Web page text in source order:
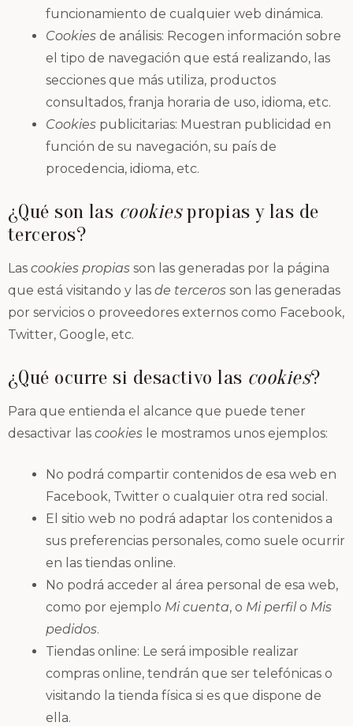
funcionamiento de cualquier web dinámica.
Cookies de análisis: Recogen información sobre
el tipo de navegación que está realizando, las
secciones que más utiliza, productos
consultados, franja horaria de uso, idioma, etc.
Cookies publicitarias: Muestran publicidad en
función de su navegación, su país de
procedencia, idioma, etc.
¿Qué son las cookiespropias y las de
terceros?
Las cookies propias son las generadas por la página
que está visitando y las de terceros son las generadas
por servicios o proveedores externos como Facebook,
Twitter, Google, etc.
¿Qué ocurre si desactivo las cookies?
Para que entienda el alcance que puede tener
desactivar las cookies le mostramos unos ejemplos:
No podrá compartir contenidos de esa web en
Facebook, Twitter o cualquier otra red social.
El sitio web no podrá adaptar los contenidos a
sus preferencias personales, como suele ocurrir
en las tiendas online.
No podrá acceder al área personal de esa web,
como por ejemplo Mi cuenta, o Mi perfilo Mis
pedidos.
Tiendas online: Le será imposible realizar
compras online, tendrán que ser telefónicas o
visitando la tienda física si es que dispone de
ella.